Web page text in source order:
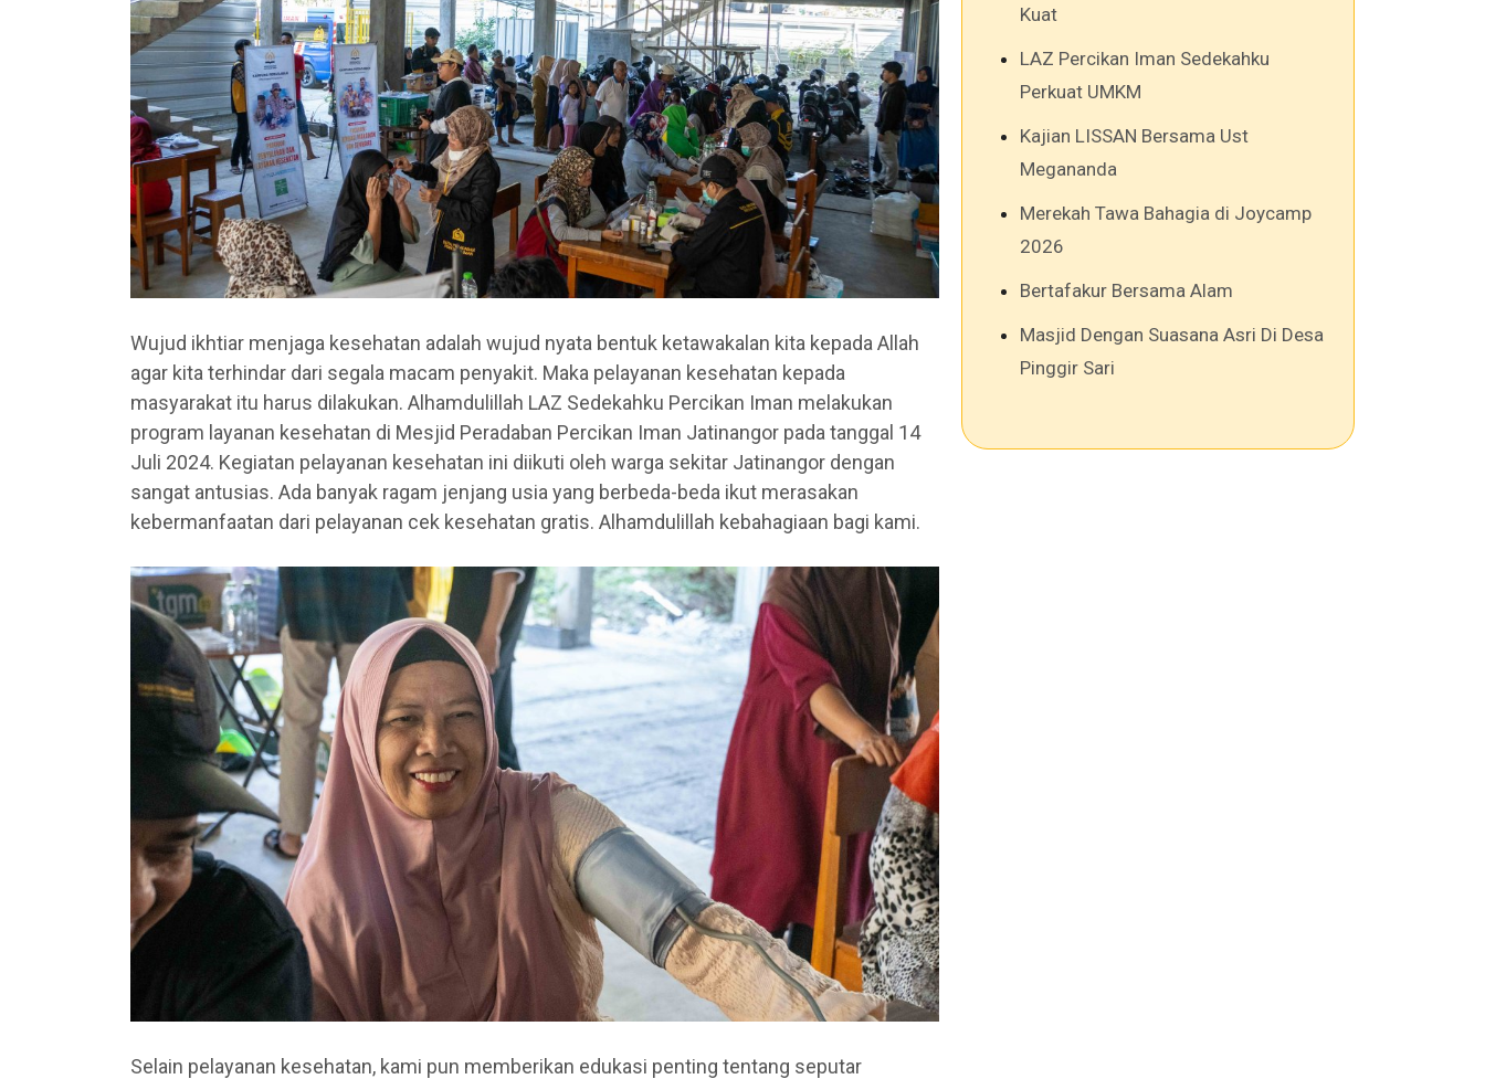
Wujud ikhtiar menjaga kesehatan adalah wujud nyata bentuk ketawakalan kita kepada Allah
agar kita terhindar dari segala macam penyakit. Maka pelayanan kesehatan kepada
masyarakat itu harus dilakukan. Alhamdulillah LAZ Sedekahku Percikan Iman melakukan
program layanan kesehatan di Mesjid Peradaban Percikan Iman Jatinangor pada tanggal 14
Juli 2024. Kegiatan pelayanan kesehatan ini diikuti oleh warga sekitar Jatinangor dengan
sangat antusias. Ada banyak ragam jenjang usia yang berbeda-beda ikut merasakan
kebermanfaatan dari pelayanan cek kesehatan gratis. Alhamdulillah kebahagiaan bagi kami.
Selain pelayanan kesehatan, kami pun memberikan edukasi penting tentang seputar
Kuat
LAZ Percikan Iman Sedekahku
Perkuat UMKM
Kajian LISSAN Bersama Ust
Megananda
Merekah Tawa Bahagia di Joycamp
2026
Bertafakur Bersama Alam
Masjid Dengan Suasana Asri Di Desa
Pinggir Sari